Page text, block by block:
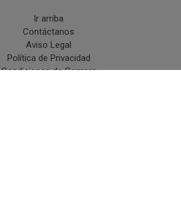
Ir arriba
Contáctanos
Aviso Legal
Política de Privacidad
Condiciones de Compra